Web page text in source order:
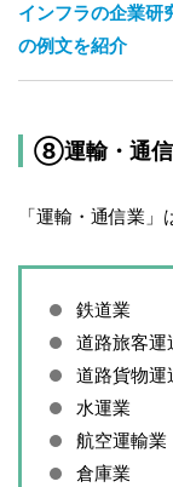
インフラの企業研
の例文を紹介
⑧運輸・通
「運輸・通信業
鉄道業
道路旅客運
道路貨物運
水運業
航空運輸業
倉庫業